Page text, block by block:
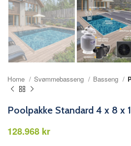
Home Svømmebasseng Basseng
Poolpakke Standard 4 x 8 x
kr